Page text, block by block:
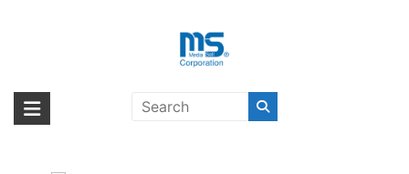
海外輸入ブランド商品｜株式会社
海外事業部が取り揃えている海外輸入商品には、日本では珍しい「海外ブ
ランド」をはじめ「ユニークな商品」「機能的な商品」「コストパフォー
Mist Blue 〔オッターボックス〕